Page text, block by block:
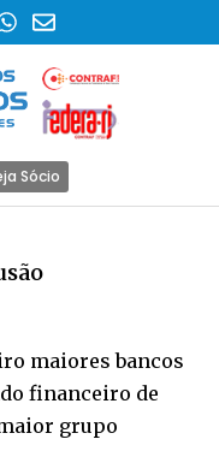
Sócio
maiores bancos
financeiro de
grupo